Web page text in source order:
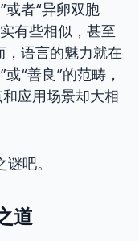
或者“异卵双胞
有些相似，甚至
，语言的魅力就在
“善良”的范畴，
应用场景却大相
吧。
道